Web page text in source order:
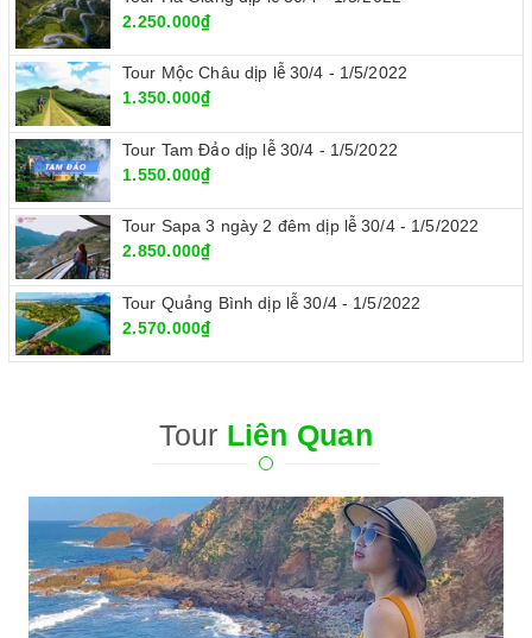
2.250.000₫
Tour Mộc Châu dịp lễ 30/4 - 1/5/2022
1.350.000₫
Tour Tam Đảo dịp lễ 30/4 - 1/5/2022
1.550.000₫
Tour Sapa 3 ngày 2 đêm dịp lễ 30/4 - 1/5/2022
2.850.000₫
Tour Quảng Bình dịp lễ 30/4 - 1/5/2022
2.570.000₫
Tour Liên Quan